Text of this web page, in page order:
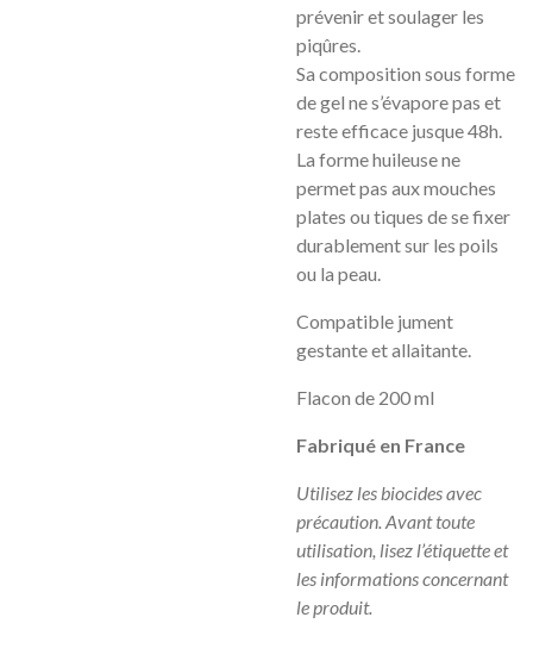
prévenir et soulager les
piqûres.
Sa composition sous forme
de gel ne s’évapore pas et
reste efficace jusque 48h.
La forme huileuse ne
permet pas aux mouches
plates ou tiques de se fixer
durablement sur les poils
ou la peau.
Compatible jument
gestante et allaitante.
Flacon de 200 ml
Fabriqué en France
Utilisez les biocides avec
précaution. Avant toute
utilisation, lisez l’étiquette et
les informations concernant
le produit.